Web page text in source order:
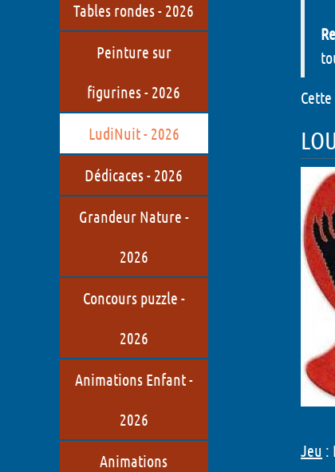
Tables rondes - 2026
Peinture sur
figurines - 2026
LudiNuit - 2026
Dédicaces - 2026
Grandeur Nature -
2026
Concours puzzle -
2026
Animations Enfant -
2026
Animations
Jeu :